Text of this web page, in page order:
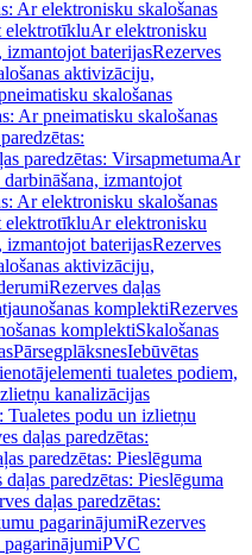
Ar elektronisku skalošanas
elektrotīkluAr elektronisku
izmantojot baterijasRezerves
aktivizāciju,
skalošanas
Ar pneimatisku skalošanas
paredzētas: VirsapmetumaAr
izmantojot
Ar elektronisku skalošanas
elektrotīkluAr elektronisku
izmantojot baterijasRezerves
aktivizāciju,
Rezerves daļas
komplektiRezerves
komplektiSkalošanas
PārsegplāksnesIebūvētas
tualetes podiem,
kanalizācijas
Tualetes podu un izlietņu
daļas paredzētas:
paredzētas: Pieslēguma
daļas paredzētas: Pieslēguma
daļas paredzētas:
pagarinājumiRezerves
pagarinājumiPVC